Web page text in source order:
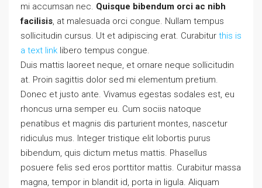
mi accumsan nec. Quisque bibendum orci ac nibh
facilisis , at malesuada orci congue. Nullam tempus
sollicitudin cursus. Ut et adipiscing erat. Curabitur this is
a text link libero tempus congue.
Duis mattis laoreet neque, et ornare neque sollicitudin
at. Proin sagittis dolor sed mi elementum pretium.
Donec et justo ante. Vivamus egestas sodales est, eu
rhoncus urna semper eu. Cum sociis natoque
penatibus et magnis dis parturient montes, nascetur
ridiculus mus. Integer tristique elit lobortis purus
bibendum, quis dictum metus mattis. Phasellus
posuere felis sed eros porttitor mattis. Curabitur massa
magna, tempor in blandit id, porta in ligula. Aliquam